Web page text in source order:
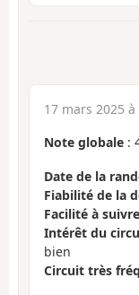
17 mars 2025 à
Note globale :
Date de la
Fiabilité de la
Facilité à
Intérêt du
bien
Circuit très